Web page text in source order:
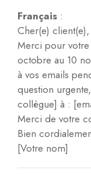
Français :
Cher(e) client(e),
Merci pour votre
octobre au 10
à vos emails
question
collègue] à :
Merci de votre
Bien
[Votre nom]